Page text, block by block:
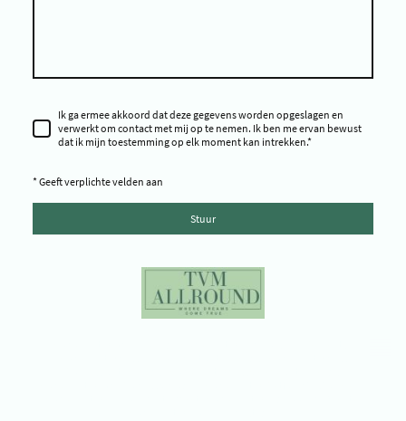
Ik ga ermee akkoord dat deze gegevens worden opgeslagen en
verwerkt om contact met mij op te nemen. Ik ben me ervan bewust
dat ik mijn toestemming op elk moment kan intrekken.*
* Geeft verplichte velden aan
Stuur